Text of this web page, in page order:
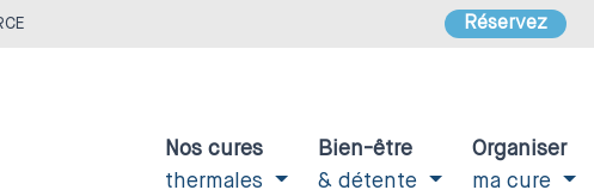
Réservez
Nos cures
thermales
Bien-être
& détente
Organiser
ma cure